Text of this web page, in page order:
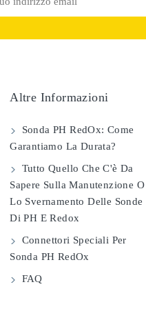
Altre Informazioni
Sonda PH RedOx: Come
Garantiamo La Durata?
Tutto Quello Che C'è Da
Sapere Sulla Manutenzione O
Lo Svernamento Delle Sonde
Di PH E Redox
Connettori Speciali Per
Sonda PH RedOx
FAQ